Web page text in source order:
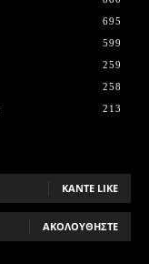
695
599
259
258
213
ΚΆΝΤΕ LIKE
ΑΚΟΛΟΥΘΉΣΤΕ